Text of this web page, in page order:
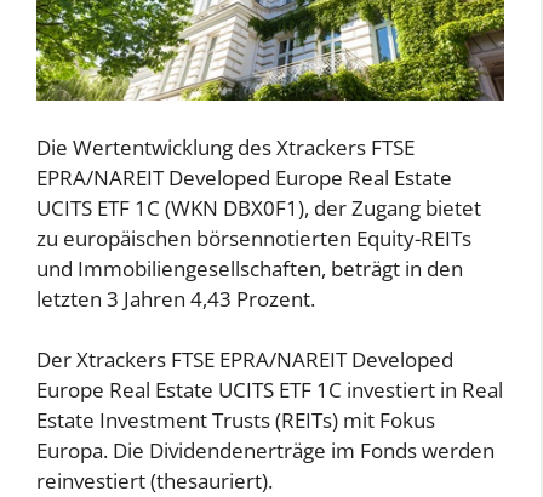
Die Wertentwicklung des Xtrackers FTSE
EPRA/NAREIT Developed Europe Real Estate
UCITS ETF 1C (WKN DBX0F1), der Zugang bietet
zu europäischen börsennotierten Equity-REITs
und Immobiliengesellschaften, beträgt in den
letzten 3 Jahren 4,43 Prozent.
Der Xtrackers FTSE EPRA/NAREIT Developed
Europe Real Estate UCITS ETF 1C investiert in Real
Estate Investment Trusts (REITs) mit Fokus
Europa. Die Dividendenerträge im Fonds werden
reinvestiert (thesauriert).